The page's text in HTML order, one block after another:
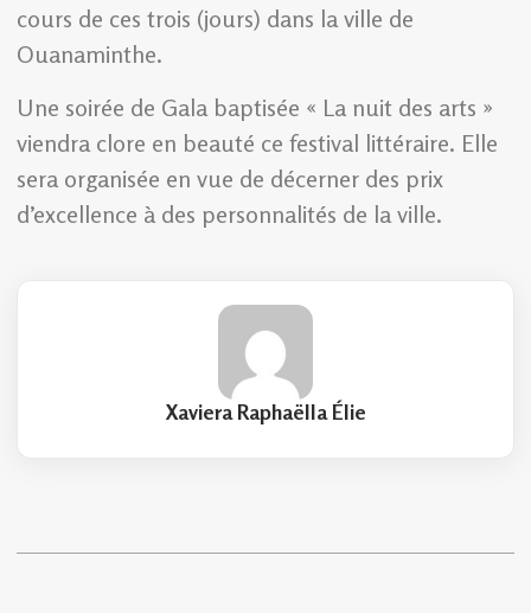
cours de ces trois (jours) dans la ville de
Ouanaminthe.
Une soirée de Gala baptisée « La nuit des arts »
viendra clore en beauté ce festival littéraire. Elle
sera organisée en vue de décerner des prix
d’excellence à des personnalités de la ville.
Xaviera Raphaëlla Élie